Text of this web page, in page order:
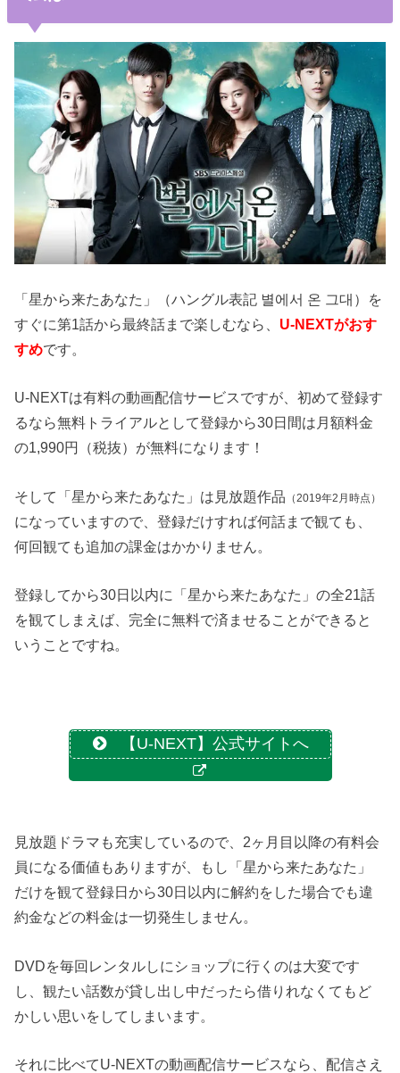
「星から来たあなた」（ハングル表記 별에서 온 그대）を
すぐに第1話から最終話まで楽しむなら、 U-NEXTがおす
すめです。
U-NEXTは有料の動画配信サービスですが、初めて登録す
るなら無料トライアルとして登録から30日間は月額料金
の1,990円（税抜）が無料になります！
そして「星から来たあなた」は見放題作品 （2019年2月時点）
になっていますので、登録だけすれば何話まで観ても、
何回観ても追加の課金はかかりません。
登録してから30日以内に「星から来たあなた」の全21話
を観てしまえば、完全に無料で済ませることができると
いうことですね。
【U-NEXT】公式サイトへ
見放題ドラマも充実しているので、2ヶ月目以降の有料会
員になる価値もありますが、もし「星から来たあなた」
だけを観て登録日から30日以内に解約をした場合でも違
約金などの料金は一切発生しません。
DVDを毎回レンタルしにショップに行くのは大変です
し、観たい話数が貸し出し中だったら借りれなくてもど
かしい思いをしてしまいます。
それに比べてU-NEXTの動画配信サービスなら、配信さえ